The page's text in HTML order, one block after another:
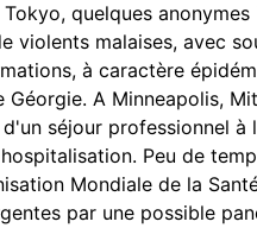
quelques
violents malaises, avec
à caractère
Géorgie. A Minneapolis,
séjour professionnel
Peu de
Mondiale de la
par une possible